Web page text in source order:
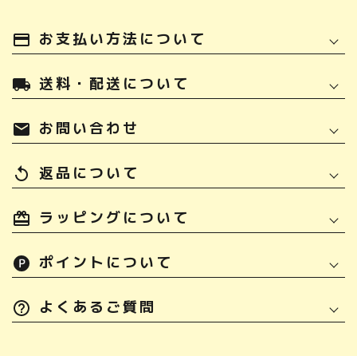
payment お支払い方法について
local_shipping 送料・配送について
mail お問い合わせ
replay 返品について
ラッピングについて
ポイントについて
よくあるご質問